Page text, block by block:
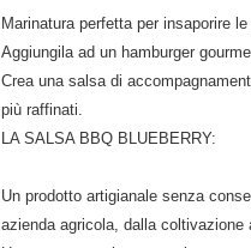
Marinatura perfetta per insaporire
Aggiungila ad un hamburger
Crea una salsa di
più raffinati.
LA SALSA BBQ BLUEBERRY:
Un prodotto artigianale senza
azienda agricola, dalla coltivazione